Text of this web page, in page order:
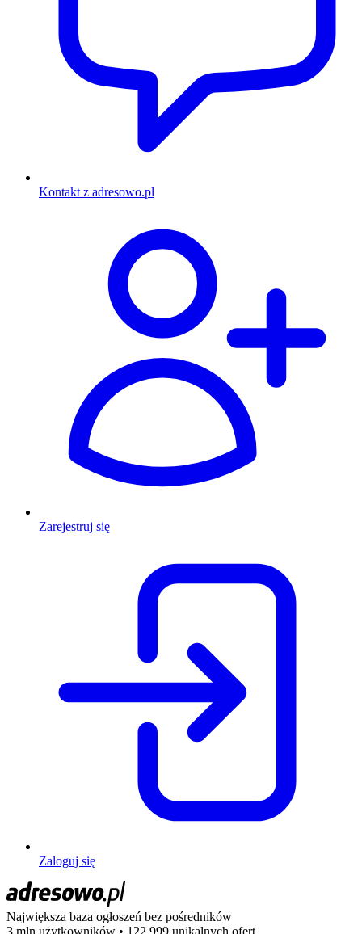
Kontakt z adresowo.pl
Zarejestruj się
Zaloguj się
Największa baza ogłoszeń bez pośredników
3 mln użytkowników • 122 999 unikalnych ofert